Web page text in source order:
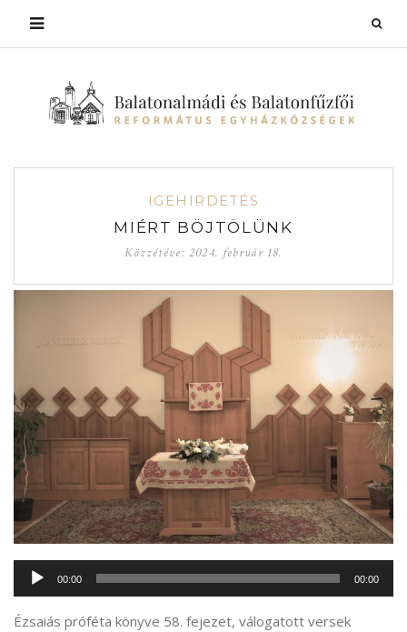
IGEHIRDETÉS
MIÉRT BÖJTÖLÜNK
Közzétéve:2024. február 18.
Audió
00:00 00:00
Ézsaiás próféta könyve 58. fejezet, válogatott versek